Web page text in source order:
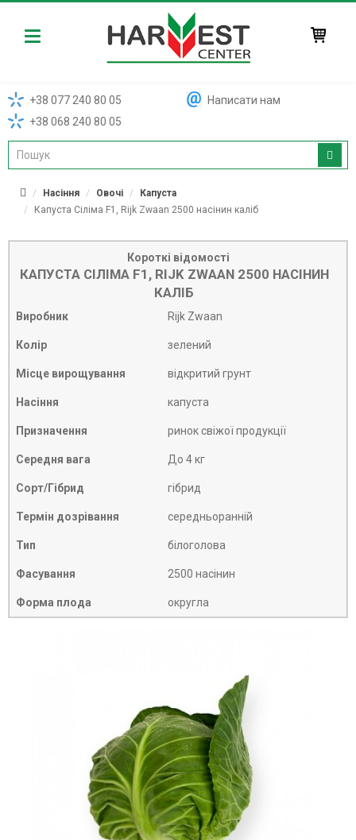
Harvest
+38 077 240 80 05
+38 068 240 80 05
Написати нам
Насіння Овочі
Капуста
Капуста Сіліма F1, Rijk Zwaan 2500 насінин каліб
Короткі відомості
КАПУСТА СІЛІМА F1, RIJK ZWAAN 2500 НАСІНИН
КАЛІБ
Виробник Rijk Zwaan
Колір зелений
Місце вирощування відкритий грунт
Насіння капуста
Призначення ринок свіжої продукції
Середня вага До 4 кг
Сорт/Гібрид гібрид
Термін дозрівання середньоранній
Тип білоголова
Фасування 2500 насінин
Форма плода округла